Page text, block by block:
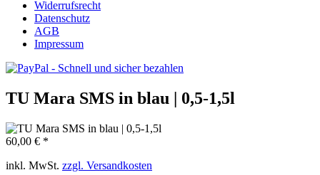
Widerrufsrecht
Datenschutz
AGB
Impressum
TU Mara SMS in blau | 0,5-1,5l
60,00 € *
inkl. MwSt. zzgl. Versandkosten